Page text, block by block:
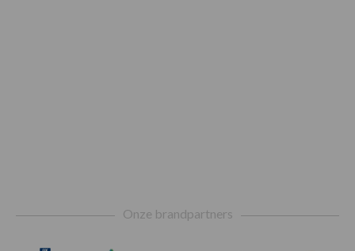
Onze brandpartners